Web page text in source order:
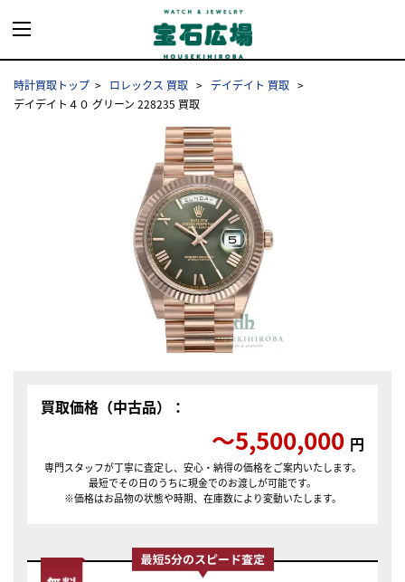
時計買取トップ ロレックス 買取
デイデイト 買取
デイデイト４０ グリーン 228235 買取
買取価格（中古品）：
〜5,500,000 円
専門スタッフが丁寧に査定し、安心・納得の価格をご案内いたします。
最短でその日のうちに現金でのお渡しが可能です。
※価格はお品物の状態や時期、在庫数により変動いたします。